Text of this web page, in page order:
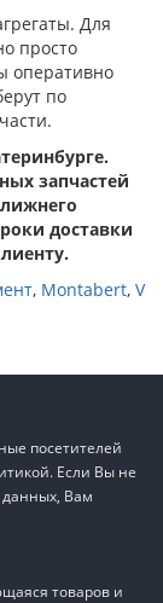
Для
просто
оперативно
по
запчастей
доставки
, Montabert, V
посетителей
Если Вы не
данных, Вам
товаров и